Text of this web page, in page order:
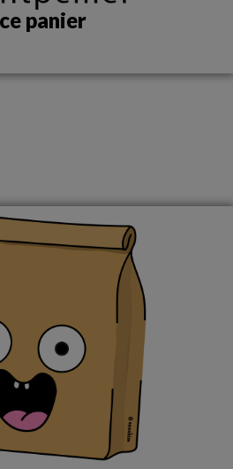
panier